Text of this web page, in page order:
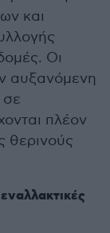
και
Οι
αυξανόμενη
σε
πλέον
θερινούς